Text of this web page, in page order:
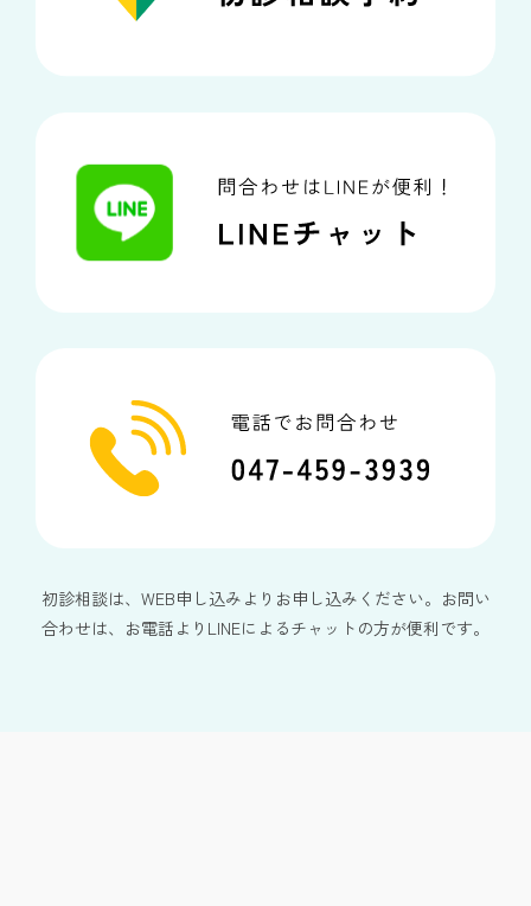
初診相談は、WEB申し込みよりお申し込みください。お問い
合わせは、お電話よりLINEによるチャットの方が便利です。